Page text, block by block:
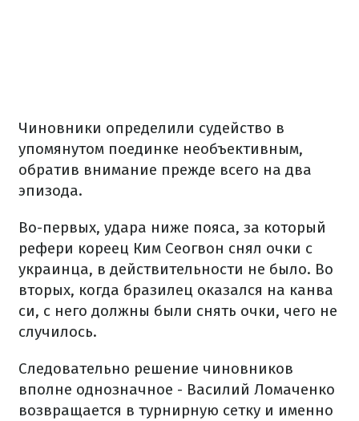
Чиновники определили судейство в
упомянутом поединке необъективным,
обратив внимание прежде всего на два
эпизода.
Во-первых, удара ниже пояса, за который
рефери кореец Ким Сеогвон снял очки с
украинца, в действительности не было. Во
вторых, когда бразилец оказался на канва
си, с него должны были снять очки, чего не
случилось.
Следовательно решение чиновников
вполне однозначное - Василий Ломаченко
возвращается в турнирную сетку и именно